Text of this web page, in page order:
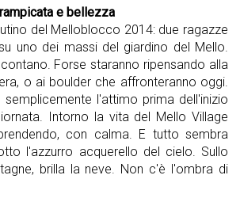
e bellezza
del Melloblocco 2014: due ragazze
uno dei massi del giardino del Mello.
Forse staranno ripensando alla
o ai boulder che affronteranno oggi.
l'attimo prima dell'inizio
Intorno la vita del Mello Village
con calma. E tutto sembra
l'azzurro acquerello del cielo. Sullo
brilla la neve. Non c'è l'ombra di